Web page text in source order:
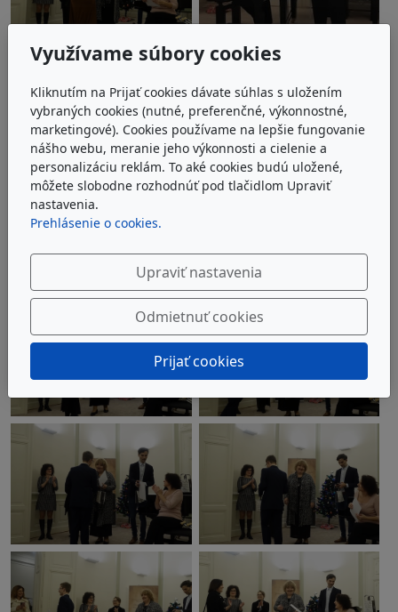
Využívame súbory cookies
Kliknutím na Prijať cookies dávate súhlas s uložením
vybraných cookies (nutné, preferenčné, výkonnostné,
marketingové). Cookies používame na lepšie fungovanie
nášho webu, meranie jeho výkonnosti a cielenie a
personalizáciu reklám. To aké cookies budú uložené,
môžete slobodne rozhodnúť pod tlačidlom Upraviť
nastavenia.
Prehlásenie o cookies.
Upraviť nastavenia
Odmietnuť cookies
Prijať cookies